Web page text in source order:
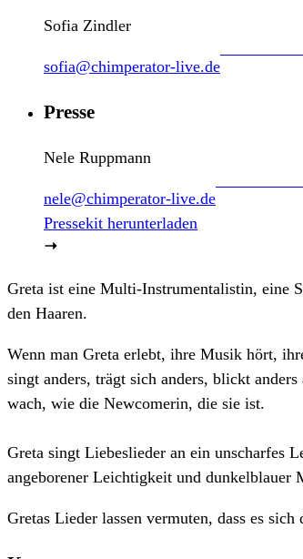
Sofia Zindler
sofia@chimperator-live.de
Presse
Nele Ruppmann
nele@chimperator-live.de
Pressekit herunterladen
Greta ist eine Multi-Instrumentalistin, eine
den Haaren.
Wenn man Greta erlebt, ihre Musik hört,
singt anders, trägt sich anders, blickt
wach, wie die Newcomerin, die sie ist.
Greta singt Liebeslieder an ein unscharfes
angeborener Leichtigkeit und dunkelblauer
Gretas Lieder lassen vermuten, dass es